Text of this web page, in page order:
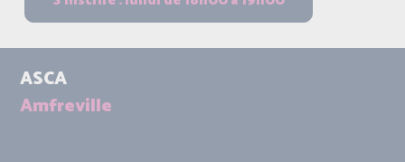
ASCA
Amfreville